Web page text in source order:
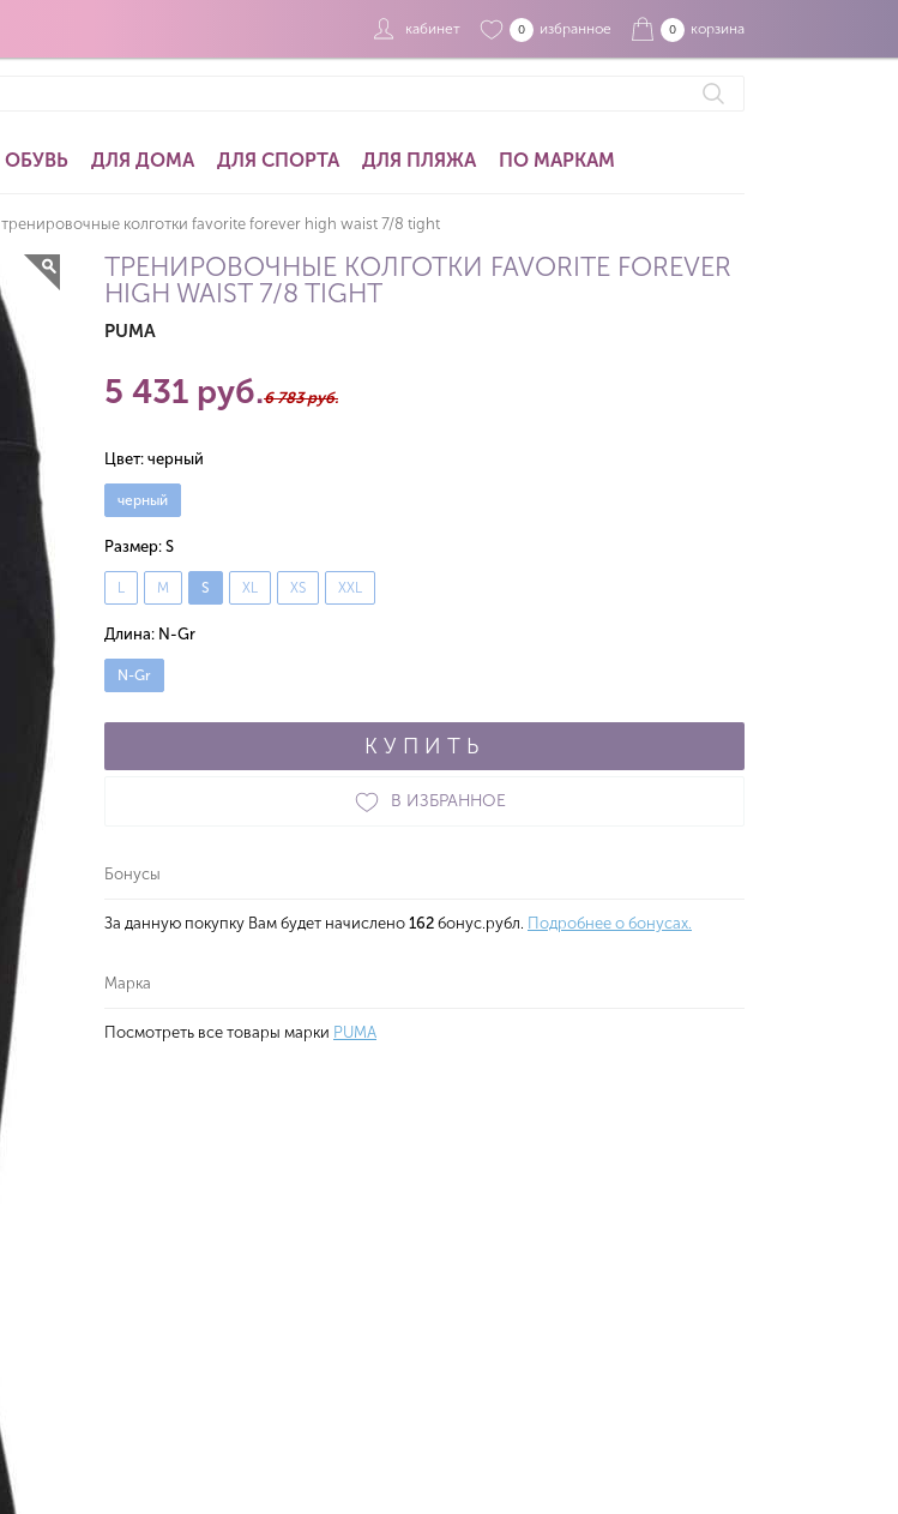
кабинет 0 избранное 0 корзина
ОБУВЬ ДЛЯ ДОМА ДЛЯ СПОРТА ДЛЯ ПЛЯЖА ПО МАРКАМ
тренировочные колготки favorite forever high waist 7/8 tight
ТРЕНИРОВОЧНЫЕ КОЛГОТКИ FAVORITE FOREVER
HIGH WAIST 7/8 TIGHT
PUMA
5 431 руб.6 783 руб.
Цвет: черный
черный
Размер: S
L M S XL XS XXL
Длина: N-Gr
N-Gr
КУПИТЬ
В ИЗБРАННОЕ
Бонусы
За данную покупку Вам будет начислено 162 бонус.рубл. Подробнее о бонусах.
Марка
Посмотреть все товары марки PUMA